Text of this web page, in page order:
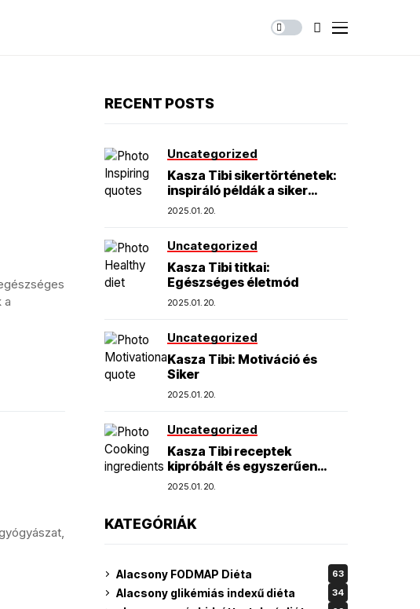
a
RECENT POSTS
Uncategorized
Kasza Tibi sikertörténetek:
inspiráló példák a siker
elérésére
2025.01.20.
Uncategorized
Kasza Tibi titkai:
Egészséges életmód
2025.01.20.
Uncategorized
Kasza Tibi: Motiváció és
Siker
2025.01.20.
Uncategorized
Kasza Tibi receptek
kipróbált és egyszerűen
elkészíthető finomságok
2025.01.20.
KATEGÓRIÁK
Alacsony FODMAP Diéta 63
Alacsony glikémiás indexű diéta 34